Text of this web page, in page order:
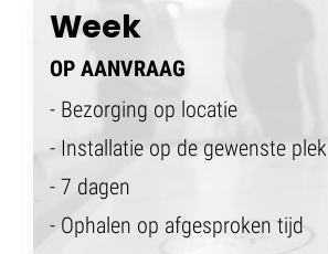
Week
OP AANVRAAG
- Bezorging op locatie
- Installatie op de gewenste plek
- 7 dagen
- Ophalen op afgesproken tijd